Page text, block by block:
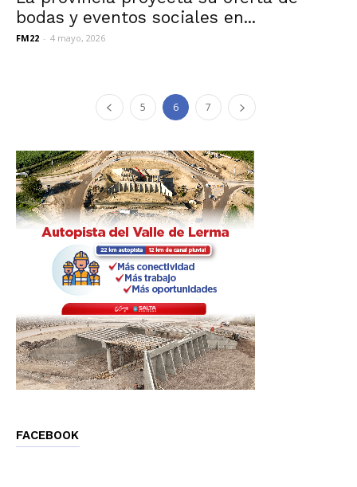
bodas y eventos sociales en...
FM22 - 4 mayo, 2026
5 6 7
FACEBOOK